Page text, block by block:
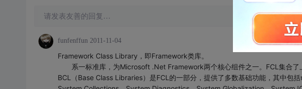
请发表友善的回复…
funfenffun 2011-11-04
Framework Class Library，即Framework类库。
系一标准库，为Microsoft .Net Framework两个核心组件之一。FCL集合了
BCL（Base Class Libraries）是FCL的一部分，提供了多数基础功能，其中包